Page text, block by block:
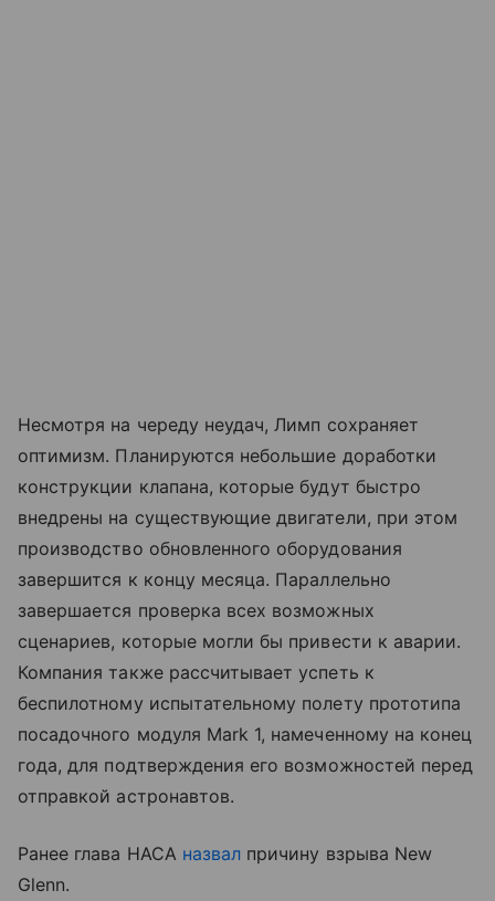
Несмотря на череду неудач, Лимп сохраняет
оптимизм. Планируются небольшие доработки
конструкции клапана, которые будут быстро
внедрены на существующие двигатели, при этом
производство обновленного оборудования
завершится к концу месяца. Параллельно
завершается проверка всех возможных
сценариев, которые могли бы привести к аварии.
Компания также рассчитывает успеть к
беспилотному испытательному полету прототипа
посадочного модуля Mark 1, намеченному на конец
года, для подтверждения его возможностей перед
отправкой астронавтов.
Ранее глава НАСА назвал причину взрыва New
Glenn.